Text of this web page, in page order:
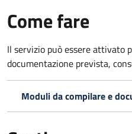
Come fare
Il servizio può essere attivato
documentazione prevista,
Moduli da compilare e